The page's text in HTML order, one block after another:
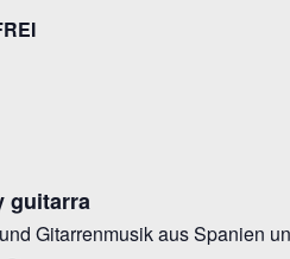
guitarra
Gitarrenmusik aus Spanien